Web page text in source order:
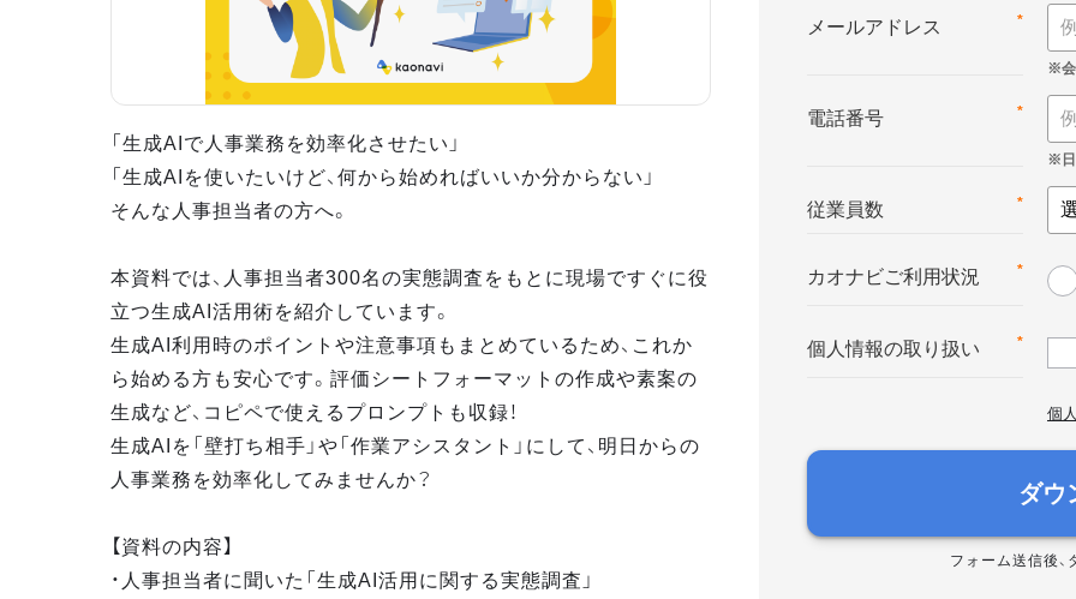
「生成AIで人事業務を効率化させたい」
「生成AIを使いたいけど、何から始めればいいか分からない」
そんな人事担当者の方へ。
本資料では、人事担当者300名の実態調査をもとに現場ですぐに役
立つ生成AI活用術を紹介しています。
生成AI利用時のポイントや注意事項もまとめているため、これか
ら始める方も安心です。評価シートフォーマットの作成や素案の
生成など、コピペで使えるプロンプトも収録！
生成AIを「壁打ち相手」や「作業アシスタント」にして、明日からの
人事業務を効率化してみませんか？
【資料の内容】
・人事担当者に聞いた「生成AI活用に関する実態調査」
*
メールアドレス
*
電話番号
*
従業員数
*
カオナビご利用状況
*
個人情報の取り扱い
個
ダウ
フォーム送信後